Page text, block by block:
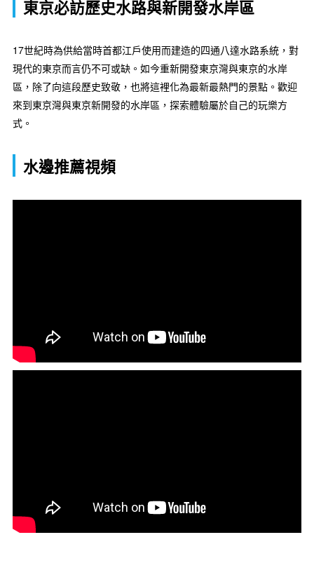
東京必訪歷史水路與新開發水岸區
17世紀時為供給當時首都江戶使用而建造的四通八達水路系統，對
現代的東京而言仍不可或缺。如今重新開發東京灣與東京的水岸
區，除了向這段歷史致敬，也將這裡化為最新最熱門的景點。歡迎
來到東京灣與東京新開發的水岸區，探索體驗屬於自己的玩樂方
式。
水邊推薦視頻